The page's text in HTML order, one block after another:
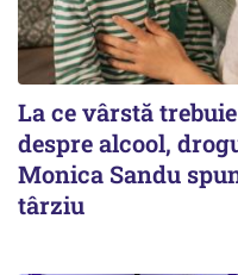
La ce vârstă
despre alcool,
Monica Sandu
târziu